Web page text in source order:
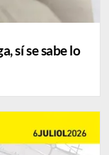
sí se sabe lo